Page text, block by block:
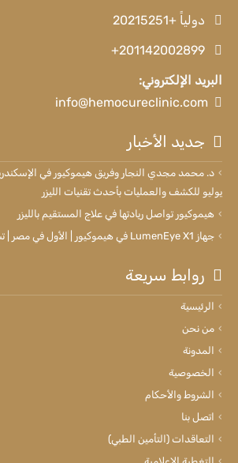
دولياً +20215251
+201142002899
البريد الإلكتروني:
info@hemocureclinic.com
جديد الأخبار
يوليو للكشف والعمليات بأحدث تقنيات الليزر
هيموكيور تواصل ريادتها في علاج المستقيم بالليزر
جهاز LumenEye X1 في هيموكيور | الأول في مصر | تشخيص أمراض الشرج
روابط سريعة
الرئيسية
من نحن
المدونة
الخصوصية
الشروط والأحكام
اتصل بنا
التعاقدات (التأمين الطبي)